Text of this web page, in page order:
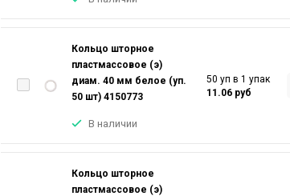
Кольцо шторное
пластмассовое (э)
диам. 40 мм белое (уп.
50 шт) 4150773
В наличии
50 уп в 1 упак
11.06 руб
Кольцо шторное
пластмассовое (э)